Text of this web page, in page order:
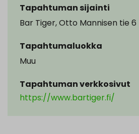
Tapahtuman sijainti
Bar Tiger, Otto Mannisen tie 6
Tapahtumaluokka
Muu
Tapahtuman verkkosivut
https://www.bartiger.fi/